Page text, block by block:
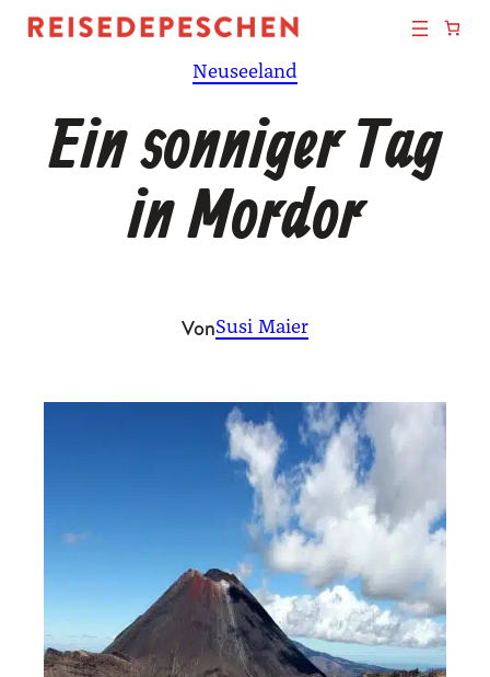
Zum
Neuseeland
Ein sonniger Tag
in Mordor
VonSusi Maier